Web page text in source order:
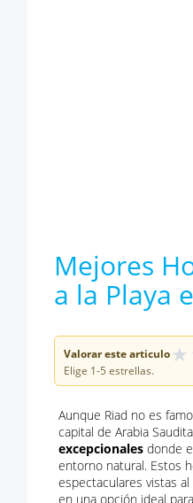
Mejores
a la Playa
Valorar este articulo★
Elige 1-5 estrellas.
Aunque Riad no es
capital de Arabia
excepcionales donde
entorno natural. Estos
espectaculares vistas
en una opción ideal